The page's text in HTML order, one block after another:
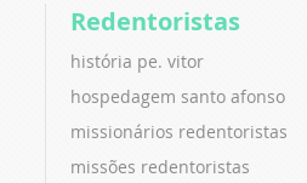
Redentoristas
história pe. vitor
hospedagem santo afonso
missionários redentoristas
missões redentoristas